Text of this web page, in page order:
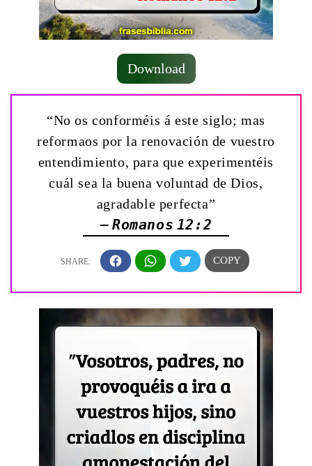
Download
“No os conforméis á este siglo; mas
reformaos por la renovación de vuestro
entendimiento, para que experimentéis
cuál sea la buena voluntad de Dios,
agradable perfecta”
— Romanos 12:2